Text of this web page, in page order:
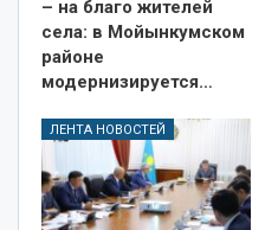
– на благо жителей
села: в Мойынкумском
районе
модернизируется…
ЛЕНТА НОВОСТЕЙ